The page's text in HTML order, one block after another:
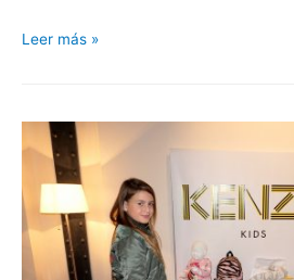
Stella
los
trajes
baño
más
Trendys
Leer más »